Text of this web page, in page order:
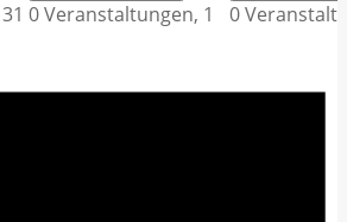
31 0 Veranstaltungen, 1 0